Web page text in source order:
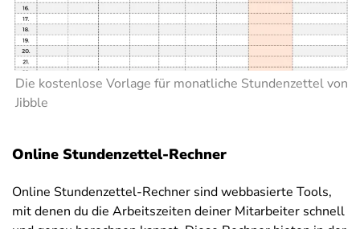
Die kostenlose Vorlage für monatliche Stundenzettel von
Jibble
Online Stundenzettel-Rechner
Online Stundenzettel-Rechner sind webbasierte Tools,
mit denen du die Arbeitszeiten deiner Mitarbeiter schnell